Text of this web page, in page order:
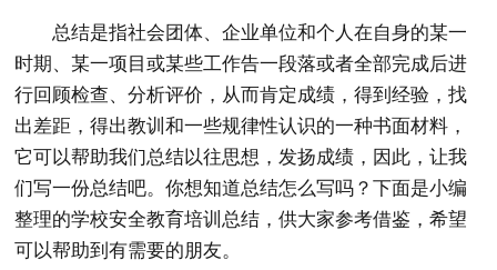
总结是指社会团体、企业单位和个人在自身的某一
时期、某一项目或某些工作告一段落或者全部完成后进
行回顾检查、分析评价，从而肯定成绩，得到经验，找
出差距，得出教训和一些规律性认识的一种书面材料，
它可以帮助我们总结以往思想，发扬成绩，因此，让我
们写一份总结吧。你想知道总结怎么写吗？下面是小编
整理的学校安全教育培训总结，供大家参考借鉴，希望
可以帮助到有需要的朋友。